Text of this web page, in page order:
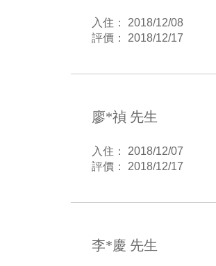
入住： 2018/12/08
評價： 2018/12/17
廖*禎 先生
入住： 2018/12/07
評價： 2018/12/17
李*慶 先生